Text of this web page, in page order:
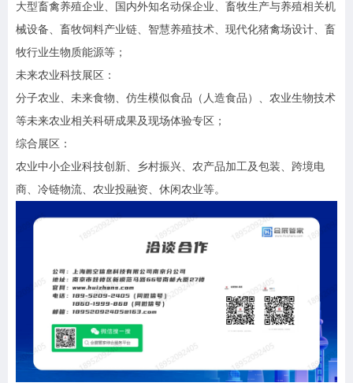
大型畜禽养殖企业、国内外知名动保企业、畜牧生产与养殖相关机
械设备、畜牧饲料产业链、智慧养殖技术、现代化猪禽场设计、畜
牧行业生物质能源等；
未来农业科技展区：
分子农业、未来食物、仿生模似食品（人造食品）、农业生物技术
等未来农业相关科研成果及现场体验专区；
综合展区：
农业中小企业科技创新、乡村振兴、农产品加工及包装、跨境电
商、冷链物流、农业投融资、休闲农业等。